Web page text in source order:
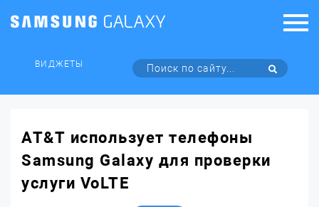
ВИДЖЕТЫ
AT&T использует телефоны
Samsung Galaxy для проверки
услуги VoLTE